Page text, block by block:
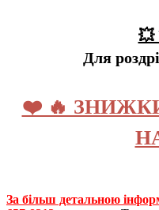
💥
Для
❤️ 🔥
За більш детальною